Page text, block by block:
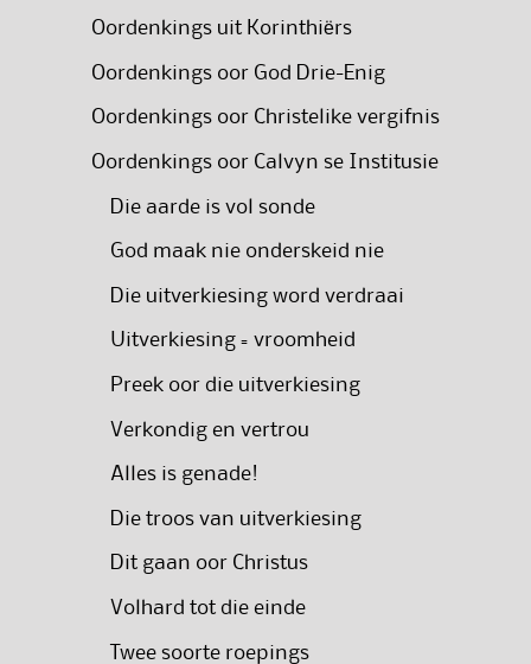
Oordenkings uit Korinthiërs
Oordenkings oor God Drie-Enig
Oordenkings oor Christelike vergifnis
Oordenkings oor Calvyn se Institusie
Die aarde is vol sonde
God maak nie onderskeid nie
Die uitverkiesing word verdraai
Uitverkiesing = vroomheid
Preek oor die uitverkiesing
Verkondig en vertrou
Alles is genade!
Die troos van uitverkiesing
Dit gaan oor Christus
Volhard tot die einde
Twee soorte roepings